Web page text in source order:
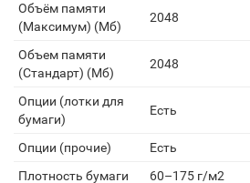
Объём памяти
(Максимум) (Мб)
2048
Объем памяти
(Стандарт) (Мб)
2048
Опции (лотки для
бумаги)
Есть
Опции (прочие)
Есть
Плотность бумаги
60–175 г/м2